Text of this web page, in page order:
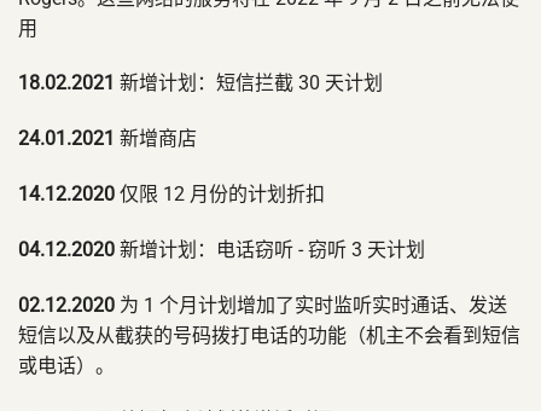
用
18.02.2021 新增计划：短信拦截 30 天计划
24.01.2021 新增商店
14.12.2020 仅限 12 月份的计划折扣
04.12.2020 新增计划：电话窃听 - 窃听 3 天计划
02.12.2020 为 1 个月计划增加了实时监听实时通话、发送
短信以及从截获的号码拨打电话的功能（机主不会看到短信
或电话）。